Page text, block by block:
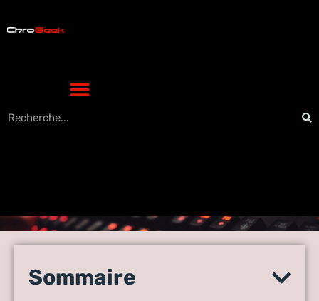
dans la smart city et les
Sommaire